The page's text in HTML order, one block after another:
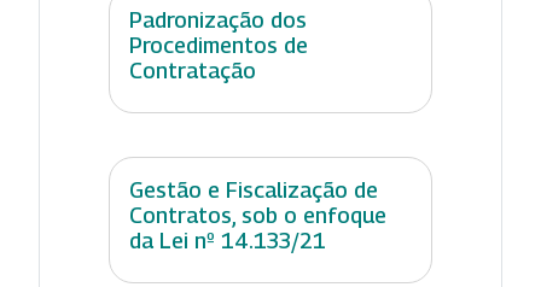
Padronização dos
Procedimentos de
Contratação
Gestão e Fiscalização de
Contratos, sob o enfoque
da Lei nº 14.133/21